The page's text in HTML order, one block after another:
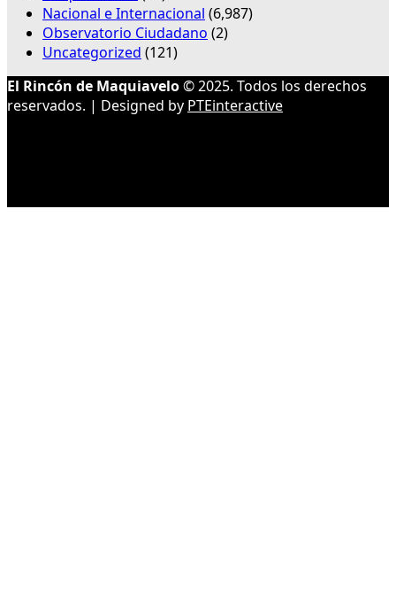
Nacional e Internacional (6,987)
Observatorio Ciudadano (2)
Uncategorized (121)
El Rincón de Maquiavelo© 2025. Todos los derechos
reservados. | Designed by PTEinteractive